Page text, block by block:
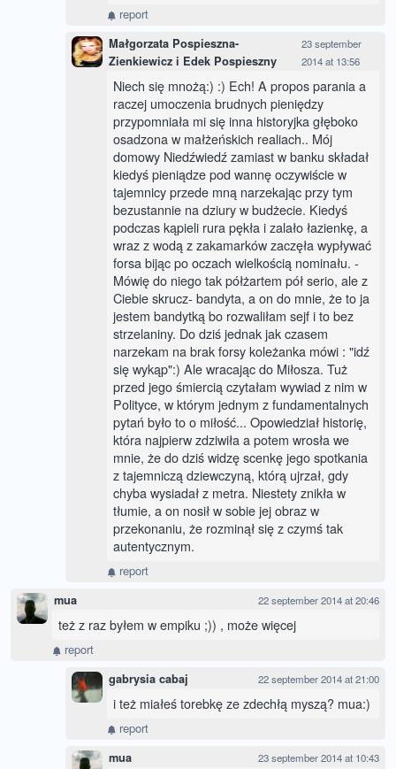
report
Małgorzata Pospieszna-
Zienkiewicz i Edek Pospieszny
23 september
2014 at 13:56
Niech się mnożą:) :) Ech! A propos parania a
raczej umoczenia brudnych pieniędzy
przypomniała mi się inna historyjka głęboko
osadzona w małżeńskich realiach.. Mój
domowy Niedźwiedź zamiast w banku składał
kiedyś pieniądze pod wannę oczywiście w
tajemnicy przede mną narzekając przy tym
bezustannie na dziury w budżecie. Kiedyś
podczas kąpieli rura pękła i zalało łazienkę, a
wraz z wodą z zakamarków zaczęła wypływać
forsa bijąc po oczach wielkością nominału. -
Mówię do niego tak półżartem pół serio, ale z
Ciebie skrucz- bandyta, a on do mnie, że to ja
jestem bandytką bo rozwaliłam sejf i to bez
strzelaniny. Do dziś jednak jak czasem
narzekam na brak forsy koleżanka mówi : "idź
się wykąp":) Ale wracając do Miłosza. Tuż
przed jego śmiercią czytałam wywiad z nim w
Polityce, w którym jednym z fundamentalnych
pytań było to o miłość... Opowiedział historię,
która najpierw zdziwiła a potem wrosła we
mnie, że do dziś widzę scenkę jego spotkania
z tajemniczą dziewczyną, którą ujrzał, gdy
chyba wysiadał z metra. Niestety znikła w
tłumie, a on nosił w sobie jej obraz w
przekonaniu, że rozminął się z czymś tak
autentycznym.
report
mua 22 september 2014 at 20:46
też z raz byłem w empiku ;)) , może więcej
report
gabrysia cabaj 22 september 2014 at 21:00
i też miałeś torebkę ze zdechłą myszą? mua:)
report
mua 23 september 2014 at 10:43